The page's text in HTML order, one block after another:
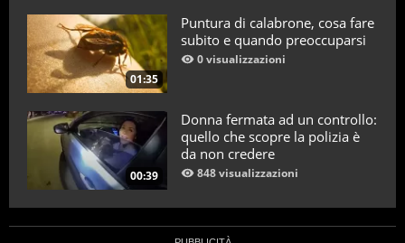
01:35
Puntura di calabrone, cosa fare
subito e quando preoccuparsi
0 visualizzazioni
00:39
Donna fermata ad un controllo:
quello che scopre la polizia è
da non credere
848 visualizzazioni